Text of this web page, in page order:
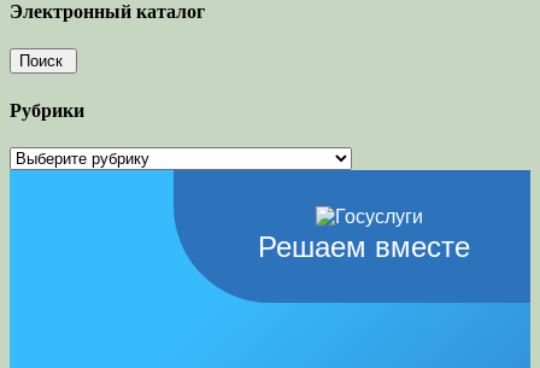
Электронный каталог
Рубрики
Рубрики
Решаем вместе